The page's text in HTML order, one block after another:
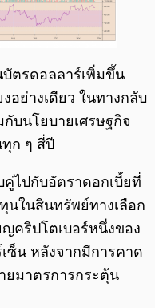
ตรดอลลาร์เพิ่มขึ้น
อย่างเดียว ในทางกลับ
บนโยบายเศรษฐกิจ
ก ๆ สี่ปี
คู่ไปกับอัตราดอกเบี้ยที่
นในสินทรัพย์ทางเลือก
คริปโตเบอร์หนึ่งของ
ซ็น หลังจากมีการคาด
ยมาตรการกระตุ้น